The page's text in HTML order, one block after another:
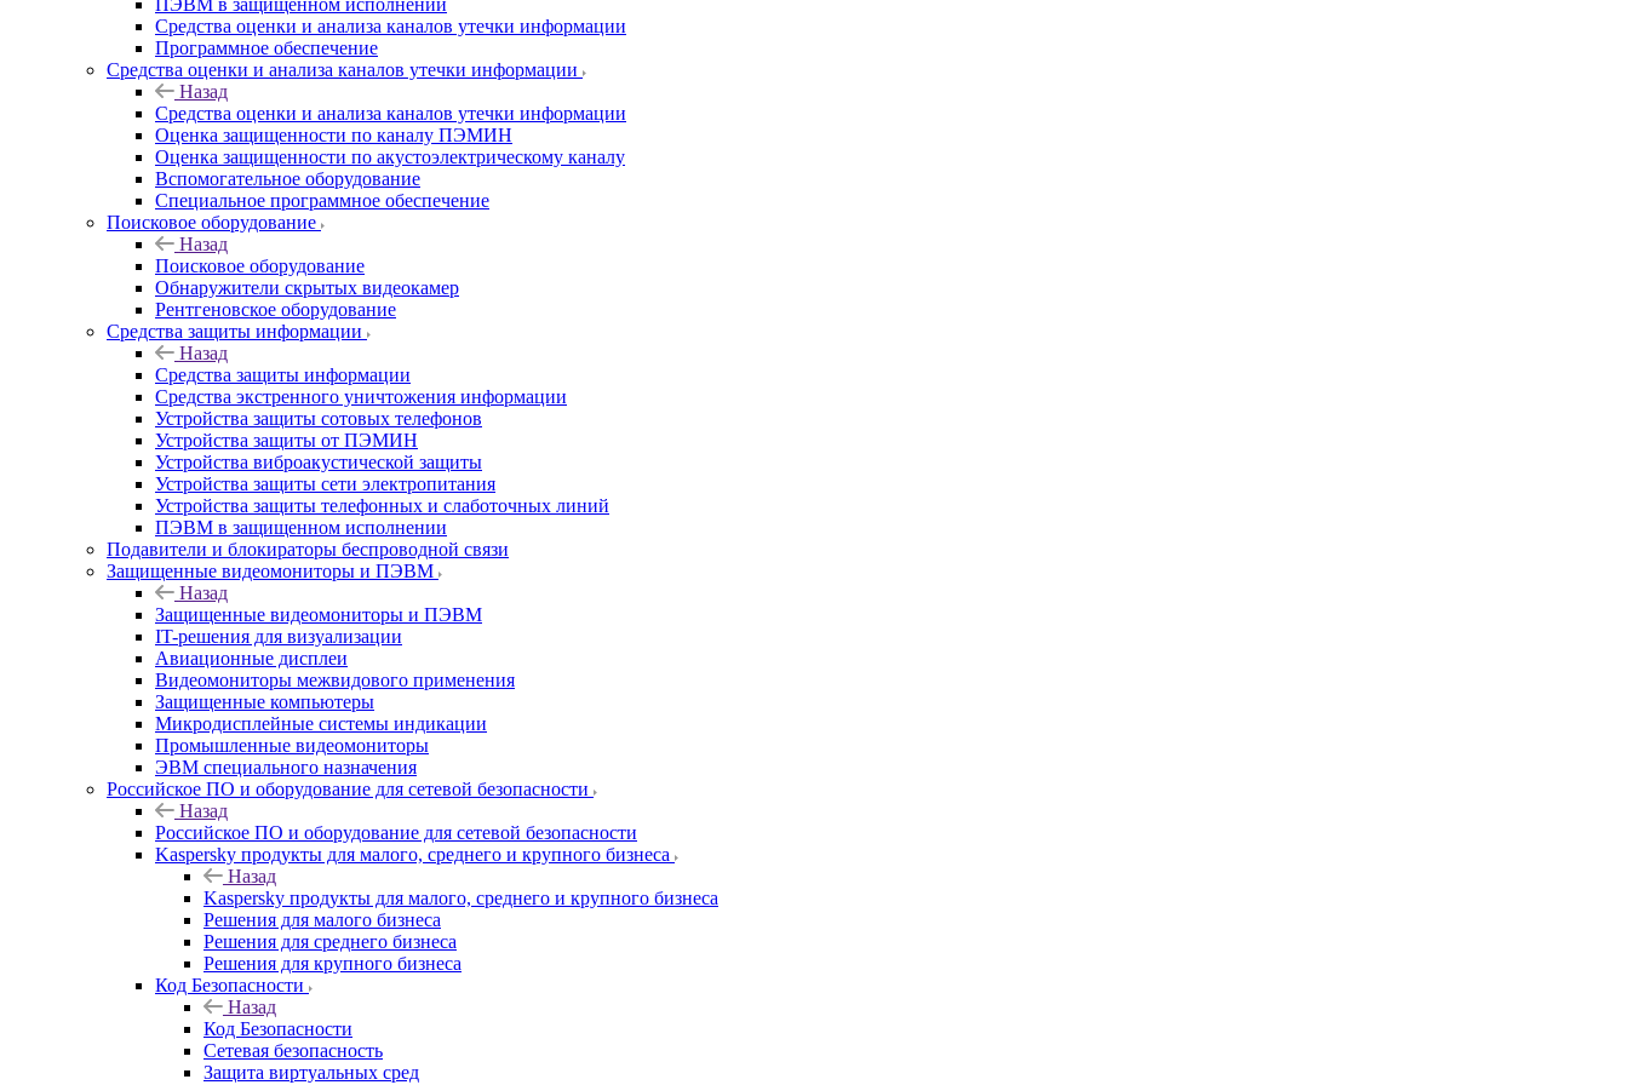
ПЭВМ в защищенном исполнении
Средства оценки и анализа каналов утечки информации
Программное обеспечение
Средства оценки и анализа каналов утечки информации
Назад
Средства оценки и анализа каналов утечки информации
Оценка защищенности по каналу ПЭМИН
Оценка защищенности по акустоэлектрическому каналу
Вспомогательное оборудование
Специальное программное обеспечение
Поисковое оборудование
Назад
Поисковое оборудование
Обнаружители скрытых видеокамер
Рентгеновское оборудование
Средства защиты информации
Назад
Средства защиты информации
Средства экстренного уничтожения информации
Устройства защиты сотовых телефонов
Устройства защиты от ПЭМИН
Устройства виброакустической защиты
Устройства защиты сети электропитания
Устройства защиты телефонных и слаботочных линий
ПЭВМ в защищенном исполнении
Подавители и блокираторы беспроводной связи
Защищенные видеомониторы и ПЭВМ
Назад
Защищенные видеомониторы и ПЭВМ
IT-решения для визуализации
Авиационные дисплеи
Видеомониторы межвидового применения
Защищенные компьютеры
Микродисплейные системы индикации
Промышленные видеомониторы
ЭВМ специального назначения
Российское ПО и оборудование для сетевой безопасности
Назад
Российское ПО и оборудование для сетевой безопасности
Kaspersky продукты для малого, среднего и крупного бизнеса
Назад
Kaspersky продукты для малого, среднего и крупного бизнеса
Решения для малого бизнеса
Решения для среднего бизнеса
Решения для крупного бизнеса
Код Безопасности
Назад
Код Безопасности
Сетевая безопасность
Защита виртуальных сред